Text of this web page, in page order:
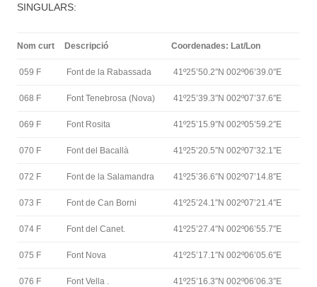
SINGULARS:
Nom curt Descripció Coordenades: Lat/Lon
059 F Font de la Rabassada 41º25’50.2″N 002º06’39.0″E
068 F Font Tenebrosa (Nova) 41º25’39.3″N 002º07’37.6″E
069 F Font Rosita 41º25’15.9″N 002º05’59.2″E
070 F Font del Bacallà 41º25’20.5″N 002º07’32.1″E
072 F Font de la Salamandra 41º25’36.6″N 002º07’14.8″E
073 F Font de Can Borni 41º25’24.1″N 002º07’21.4″E
074 F Font del Canet. 41º25’27.4″N 002º06’55.7″E
075 F Font Nova 41º25’17.1″N 002º06’05.6″E
076 F Font Vella . 41º25’16.3″N 002º06’06.3″E